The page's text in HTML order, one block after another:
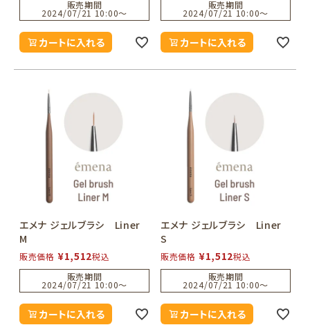
販売期間
2024/07/21 10:00〜
カートに入れる
販売期間
2024/07/21 10:00〜
カートに入れる
エメナ ジェルブラシ Liner
M
販売価格 ¥1,512税込
販売期間
2024/07/21 10:00〜
カートに入れる
エメナ ジェルブラシ Liner
S
販売価格 ¥1,512税込
販売期間
2024/07/21 10:00〜
カートに入れる